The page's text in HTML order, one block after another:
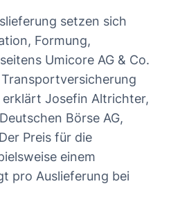
setzen sich
Formung,
Umicore AG & Co.
erklärt Josefin Altrichter,
Börse AG,
Preis für die
einem
pro Auslieferung bei